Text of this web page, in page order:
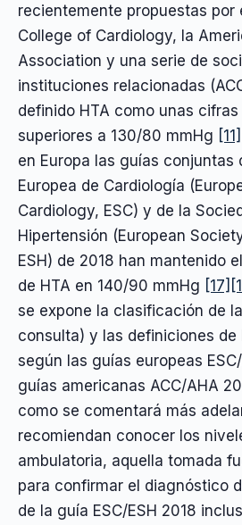
recientemente propuestas por
College of Cardiology, la
Association y una serie de
instituciones relacionadas
definido HTA como unas
superiores a 130/80 mmHg [11]
en Europa las guías conjuntas
Europea de Cardiología
Cardiology, ESC) y de la
Hipertensión (European
ESH) de 2018 han mantenido
de HTA en 140/90 mmHg [17]
se expone la clasificación de
consulta) y las definiciones de
según las guías europeas
guías americanas ACC/AHA
como se comentará más
recomiendan conocer los
ambulatoria, aquella tomada
para confirmar el diagnóstico
de la guía ESC/ESH 2018